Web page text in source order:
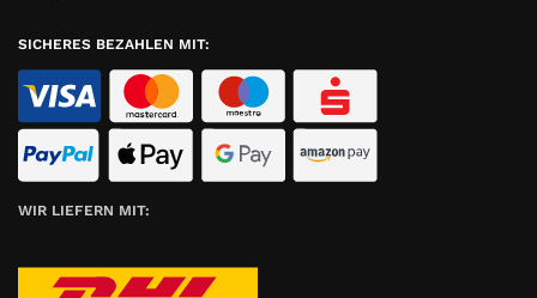
SICHERES BEZAHLEN MIT:
WIR LIEFERN MIT: